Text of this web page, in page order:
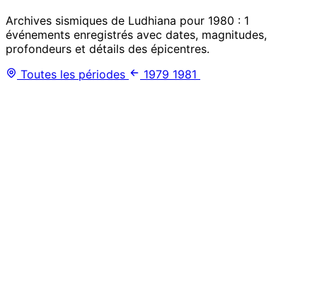
Archives sismiques de Ludhiana pour 1980 : 1
événements enregistrés avec dates, magnitudes,
profondeurs et détails des épicentres.
Toutes les périodes
1979 1981